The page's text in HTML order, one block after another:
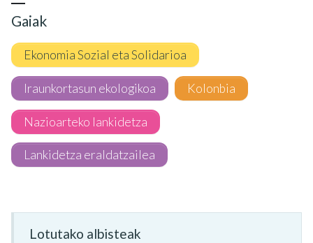
Gaiak
Ekonomia Sozial eta Solidarioa
Iraunkortasun ekologikoa Kolonbia
Nazioarteko lankidetza
Lankidetza eraldatzailea
Lotutako albisteak